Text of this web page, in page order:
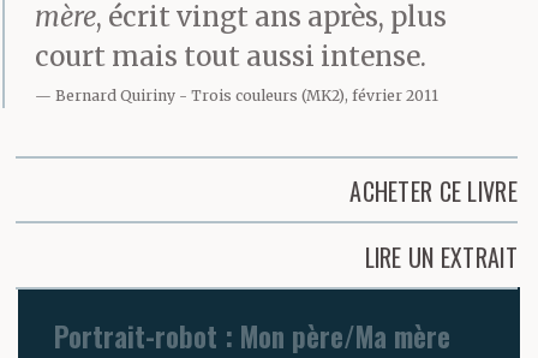
mère, écrit vingt ans après, plus
court mais tout aussi intense.
Bernard Quiriny Trois couleurs (MK2), février 2011
ACHETER CE LIVRE
LIRE UN EXTRAIT
Portrait-robot : Mon père/Ma mère